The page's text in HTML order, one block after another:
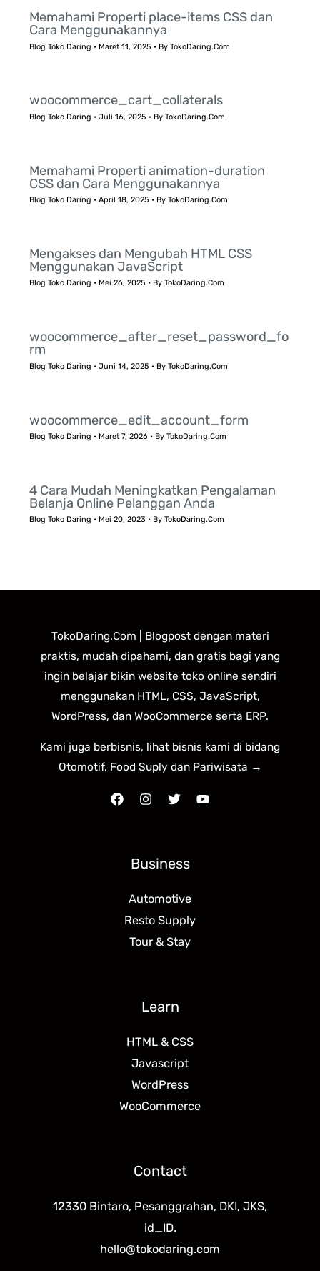
Memahami Properti place-items CSS dan
Cara Menggunakannya
Blog Toko Daring • Maret 11, 2025 • ByTokoDaring.Com
woocommerce_cart_collaterals
Blog Toko Daring •Juli 16, 2025 • ByTokoDaring.Com
Memahami Properti animation-duration
CSS dan Cara Menggunakannya
Blog Toko Daring •April 18, 2025 • ByTokoDaring.Com
Mengakses dan Mengubah HTML CSS
Menggunakan JavaScript
Blog Toko Daring • Mei 26, 2025 • ByTokoDaring.Com
woocommerce_after_reset_password_fo
rm
Blog Toko Daring •Juni 14, 2025 • ByTokoDaring.Com
woocommerce_edit_account_form
Blog Toko Daring • Maret 7, 2026 • ByTokoDaring.Com
4 Cara Mudah Meningkatkan Pengalaman
Belanja Online Pelanggan Anda
Blog Toko Daring • Mei 20, 2023 • ByTokoDaring.Com
TokoDaring.Com | Blogpost dengan materi
praktis, mudah dipahami, dan gratis bagi yang
ingin belajar bikin website toko online sendiri
menggunakan HTML, CSS, JavaScript,
WordPress, dan WooCommerce serta ERP.
Kami juga berbisnis, lihat bisnis kami di bidang
Otomotif, Food Suply dan Pariwisata →
Business
Automotive
Resto Supply
Tour & Stay
Learn
HTML & CSS
Javascript
WordPress
WooCommerce
Contact
12330 Bintaro, Pesanggrahan, DKI, JKS,
id_ID.
hello@tokodaring.com